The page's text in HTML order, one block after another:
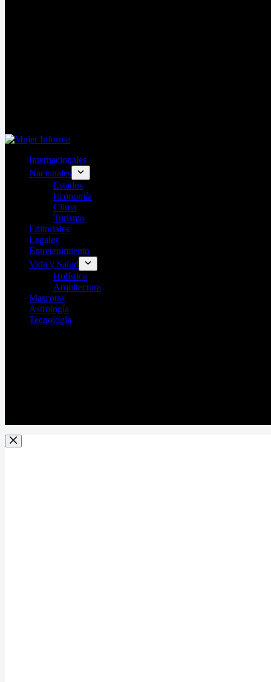
Internacionales
Nacionales
Estados
Economía
Clima
Turismo
Editoriales
Legales
Entretenimiento
Vida y Salud
Holística
Arquitectura
Mascotas
Astrología
Tecnología